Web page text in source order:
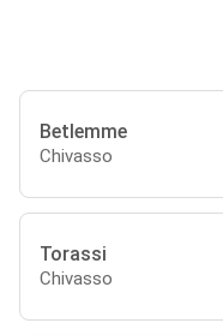
Betlemme
Chivasso
Torassi
Chivasso